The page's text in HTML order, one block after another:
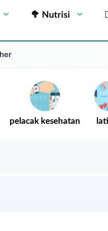
🥦 Nutrisi
pelacak kesehatan